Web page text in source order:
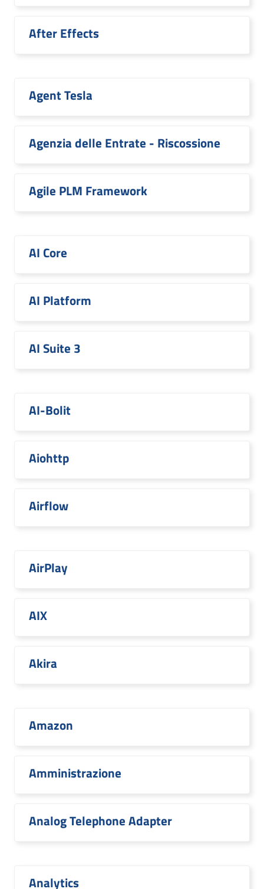
After Effects
Agent Tesla
Agenzia delle Entrate - Riscossione
Agile PLM Framework
AI Core
AI Platform
AI Suite 3
AI-Bolit
Aiohttp
Airflow
AirPlay
AIX
Akira
Amazon
Amministrazione
Analog Telephone Adapter
Analytics